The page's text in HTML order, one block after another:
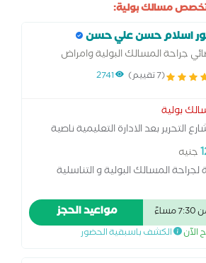
تخصص مسالك بولية:
اسلام حسن علي حسن
جراحة المسالك البولية وامراض
والعقم
(7 تقييم) 2741
بولية
التحرير بعد الادارة التعليمية ناصية
...جنيه
لجراحة المسالك البولية و التناسلية
مواعيد الحجز
الآن الكشف باسبقية الحضور